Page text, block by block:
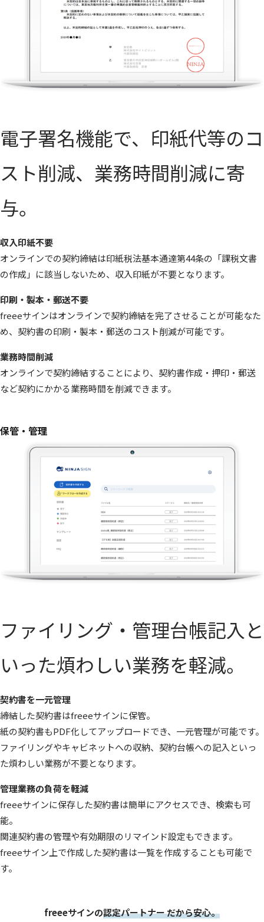
電子署名機能で、印紙代等のコ
スト削減、業務時間削減に寄
与。
収入印紙不要
オンラインでの契約締結は印紙税法基本通達第44条の「課税文書
の作成」に該当しないため、収入印紙が不要となります。
印刷・製本・郵送不要
freeeサインはオンラインで契約締結を完了させることが可能なた
め、契約書の印刷・製本・郵送のコスト削減が可能です。
業務時間削減
オンラインで契約締結することにより、契約書作成・押印・郵送
など契約にかかる業務時間を削減できます。
保管・管理
ファイリング・管理台帳記入と
いった煩わしい業務を軽減。
契約書を一元管理
締結した契約書はfreeeサインに保管。
紙の契約書もPDF化してアップロードでき、一元管理が可能です。
ファイリングやキャビネットへの収納、契約台帳への記入といっ
た煩わしい業務が不要となります。
管理業務の負荷を軽減
freeeサインに保存した契約書は簡単にアクセスでき、検索も可
能。
関連契約書の管理や有効期限のリマインド設定もできます。
freeeサイン上で作成した契約書は一覧を作成することも可能で
す。
freeeサインの認定パートナー だから安心。